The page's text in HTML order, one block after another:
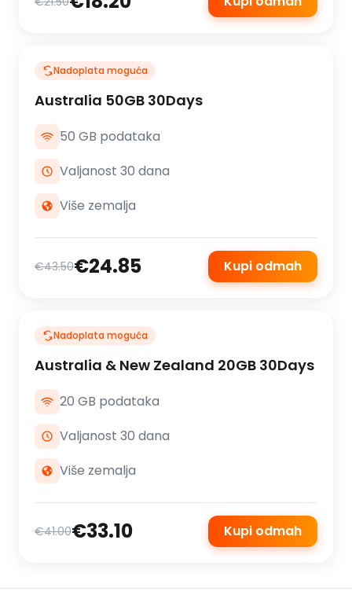
Nadoplata moguća
Australia 50GB 30Days
50 GB podataka
Valjanost 30 dana
Više zemalja
€43.50€24.85 Kupi odmah
Nadoplata moguća
Australia & New Zealand 20GB 30Days
20 GB podataka
Valjanost 30 dana
Više zemalja
€41.00€33.10 Kupi odmah